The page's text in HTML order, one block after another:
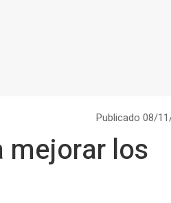
Publicado 08/
mejorar los